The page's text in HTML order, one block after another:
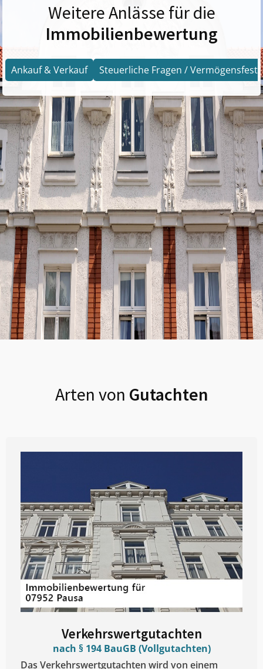
Weitere Anlässe für die
Immobilienbewertung
Ankauf & Verkauf Steuerliche Fragen /
Arten von Gutachten
Verkehrswertgutachten
nach § 194 BauGB (Vollgutachten)
Das Verkehrswertgutachten wird von einem